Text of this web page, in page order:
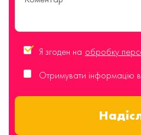
Я згоден на обробку
Отримувати інформацію